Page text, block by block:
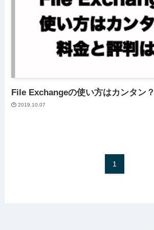
File Exchangeの使い方はカンタン
2019.10.07
1